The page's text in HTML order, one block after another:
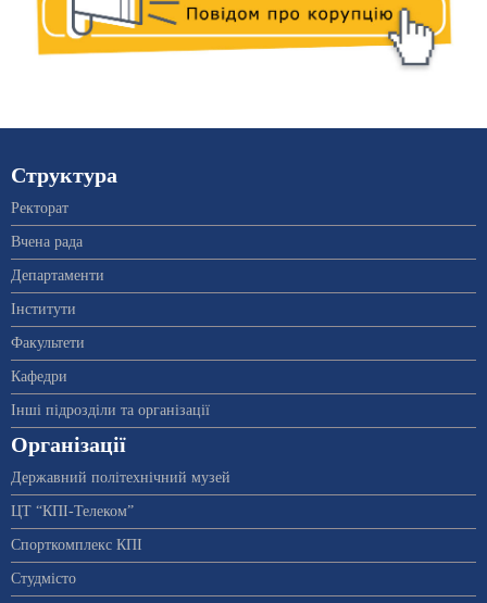
Структура
Ректорат
Вчена рада
Департаменти
Інститути
Факультети
Кафедри
Інші підрозділи та організації
Організації
Державний політехнічний музей
ЦТ “КПІ-Телеком”
Спорткомплекс КПІ
Студмісто